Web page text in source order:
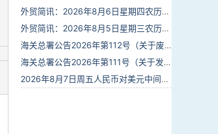
外贸简讯：2026年8月6日星期四农历六月廿四
外贸简讯：2026年8月5日星期三农历六月廿三
海关总署公告2026年第112号（关于废止部分卫生检疫类规范性文件的公告）
海关总署公告2026年第111号（关于发布《进出境动植物检疫处理监督管理工作规定》《进出境卫生处理监督管理工作规定》的公告）
2026年8月7日周五人民币对美元中间价报6.7904调贬9个基点